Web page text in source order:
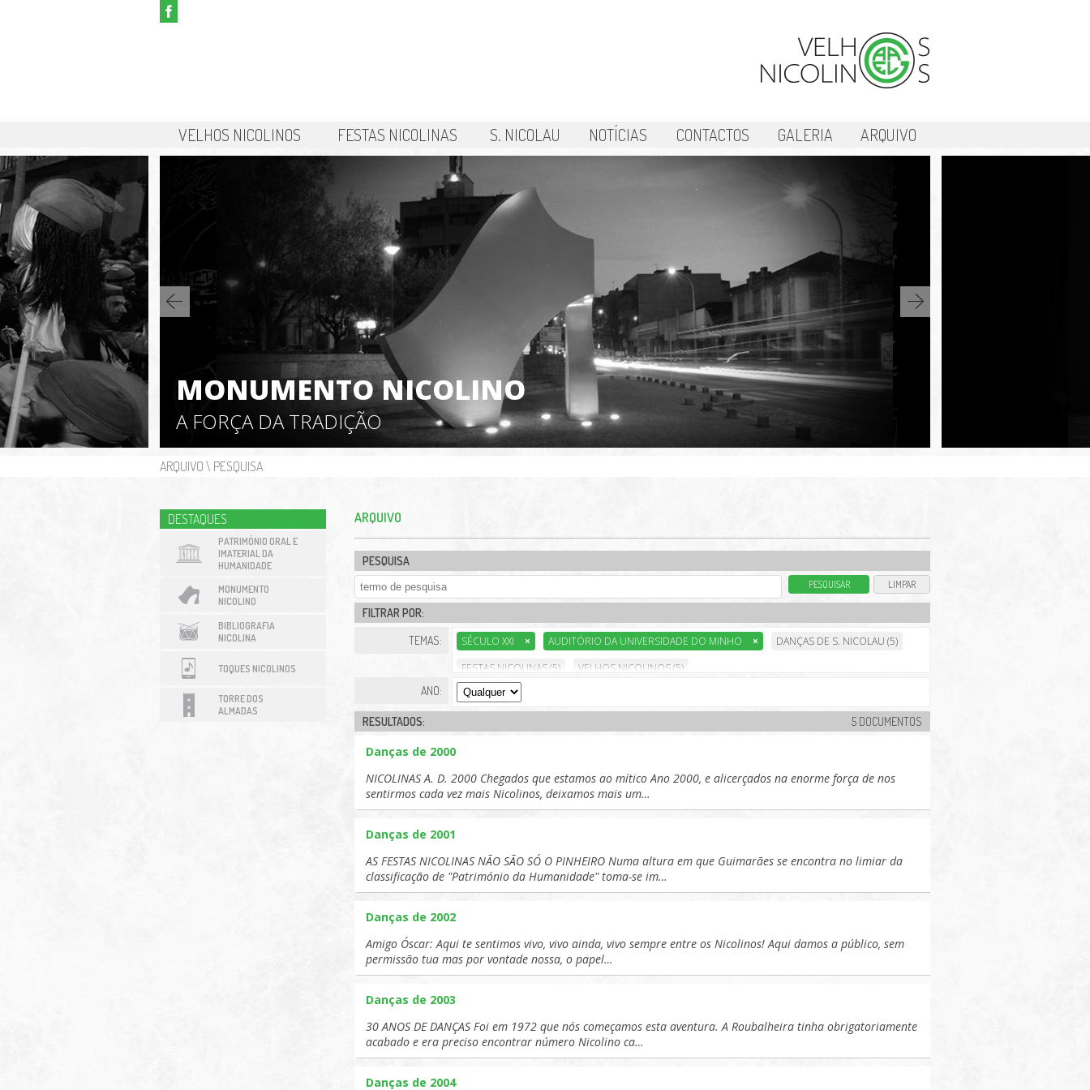
VELHOS NICOLINOS FESTAS NICOLINAS S. NICOLAU NOTÍCIAS CONTACTOS GALERIA ARQUIVO
MONUMENTO NICOLINO
A FORÇA DA TRADIÇÃO
ARQUIVO \ PESQUISA
DESTAQUES
PATRIMÓNIO ORAL E
IMATERIAL DA
HUMANIDADE
MONUMENTO
NICOLINO
BIBLIOGRAFIA
NICOLINA
TOQUES NICOLINOS
TORRE DOS
ALMADAS
ARQUIVO
PESQUISA
FILTRAR POR:
TEMAS:
SÉCULO XXI × AUDITÓRIO DA UNIVERSIDADE DO MINHO ×
DANÇAS DE S. NICOLAU (5)
FESTAS NICOLINAS (5)
VELHOS NICOLINOS (5)
ANO:
RESULTADOS: 5 DOCUMENTOS
Danças de 2000
NICOLINAS A. D. 2000 Chegados que estamos ao mítico Ano 2000, e alicerçados na enorme força de nos
sentirmos cada vez mais Nicolinos, deixamos mais um…
Danças de 2001
AS FESTAS NICOLINAS NÃO SÃO SÓ O PINHEIRO Numa altura em que Guimarães se encontra no limiar da
classificação de "Património da Humanidade" toma-se im…
Danças de 2002
Amigo Óscar: Aqui te sentimos vivo, vivo ainda, vivo sempre entre os Nicolinos! Aqui damos a público, sem
permissão tua mas por vontade nossa, o papel…
Danças de 2003
30 ANOS DE DANÇAS Foi em 1972 que nós começamos esta aventura. A Roubalheira tinha obrigatoriamente
acabado e era preciso encontrar número Nicolino ca…
Danças de 2004